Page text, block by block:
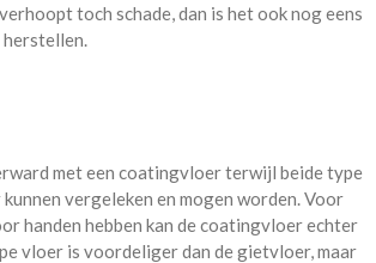
toch schade, dan is het ook nog eens
met een coatingvloer terwijl beide type
vergeleken en mogen worden. Voor
handen hebben kan de coatingvloer echter
vloer is voordeliger dan de gietvloer, maar